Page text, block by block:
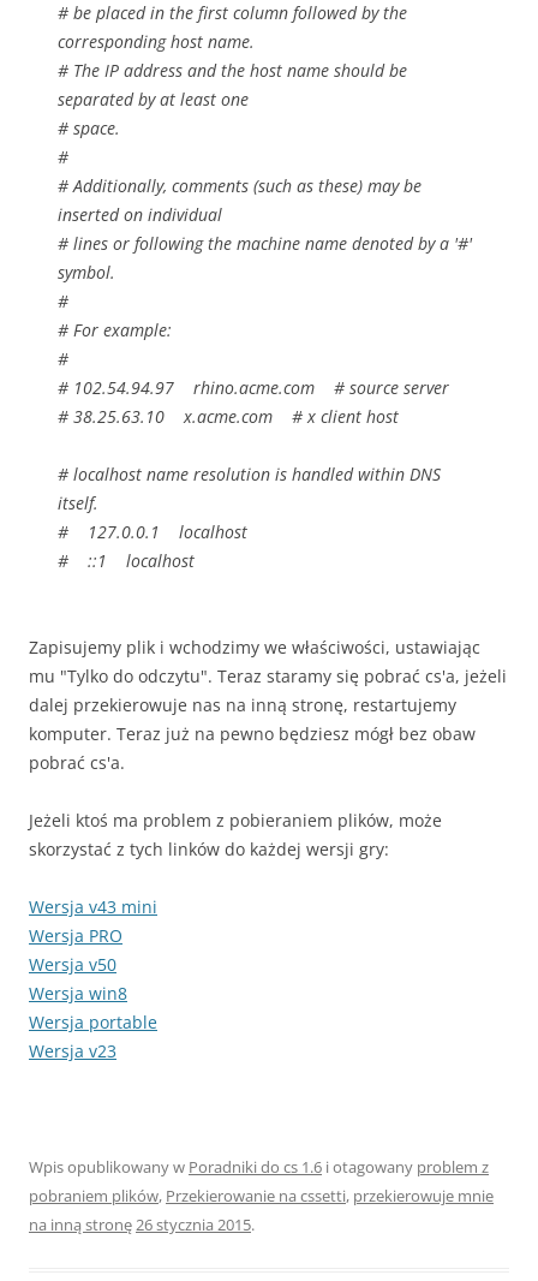
# be placed in the first column followed by the
corresponding host name.
# The IP address and the host name should be
separated by at least one
# space.
#
# Additionally, comments (such as these) may be
inserted on individual
# lines or following the machine name denoted by a '#'
symbol.
#
# For example:
#
# 102.54.94.97 rhino.acme.com # source server
# 38.25.63.10 x.acme.com # x client host
# localhost name resolution is handled within DNS
itself.
# 127.0.0.1 localhost
# ::1 localhost
Zapisujemy plik i wchodzimy we właściwości, ustawiając
mu "Tylko do odczytu". Teraz staramy się pobrać cs'a, jeżeli
dalej przekierowuje nas na inną stronę, restartujemy
komputer. Teraz już na pewno będziesz mógł bez obaw
pobrać cs'a.
Jeżeli ktoś ma problem z pobieraniem plików, może
skorzystać z tych linków do każdej wersji gry:
Wersja v43 mini
Wersja PRO
Wersja v50
Wersja win8
Wersja portable
Wersja v23
Wpis opublikowany w Poradniki do cs 1.6 i otagowany problem z
pobraniem plików, Przekierowanie na cssetti, przekierowuje mnie
na inną stronę26 stycznia 2015.